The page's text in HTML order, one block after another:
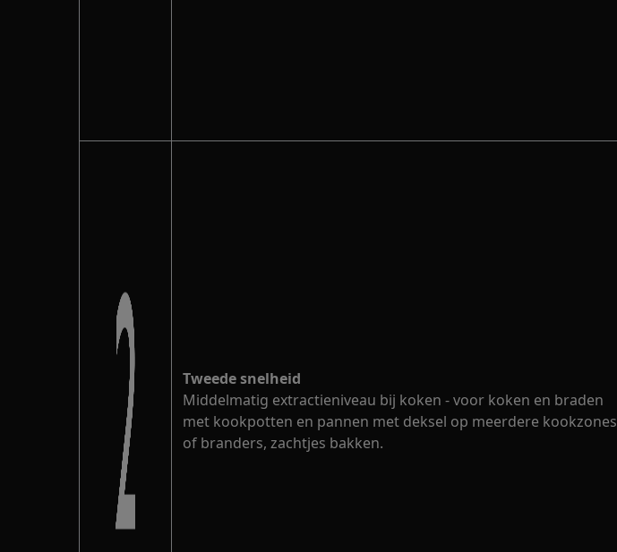
Tweede snelheid
Middelmatig extractieniveau bij koken - voor koken en braden
met kookpotten en pannen met deksel op meerdere kookzones
of branders, zachtjes bakken.